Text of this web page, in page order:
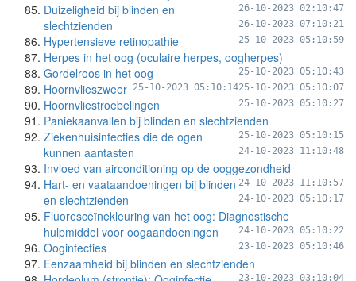
26-10-2023 02:10:47
Duizeligheid bij blinden en
slechtzienden
26-10-2023 07:10:21
Hypertensieve retinopathie 25-10-2023 05:10:59
Herpes in het oog (oculaire herpes, oogherpes)
25-10-2023 05:10:43
Gordelroos in het oog
25-10-2023 05:10:07
Hoornvlieszweer 25-10-2023 05:10:14
Hoornvliestroebelingen 25-10-2023 05:10:27
Paniekaanvallen bij blinden en slechtzienden
25-10-2023 05:10:15
Ziekenhuisinfecties die de ogen
kunnen aantasten
24-10-2023 11:10:48
Invloed van airconditioning op de ooggezondheid
24-10-2023 11:10:57
Hart- en vaataandoeningen bij blinden
en slechtzienden
24-10-2023 05:10:17
Fluoresceïnekleuring van het oog: Diagnostische
hulpmiddel voor oogaandoeningen
24-10-2023 05:10:22
Ooginfecties 23-10-2023 05:10:46
Eenzaamheid bij blinden en slechtzienden
23-10-2023 03:10:04